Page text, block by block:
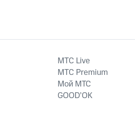
MTС Live
MTС Premium
Мой МТС
GOOD’OK